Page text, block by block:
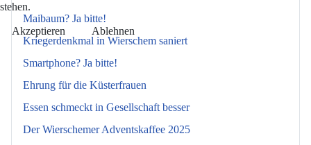
Maibaum? Ja bitte!
Kriegerdenkmal in Wierschem saniert
Smartphone? Ja bitte!
Ehrung für die Küsterfrauen
Essen schmeckt in Gesellschaft besser
Der Wierschemer Adventskaffee 2025
stehen.
Akzeptieren Ablehnen